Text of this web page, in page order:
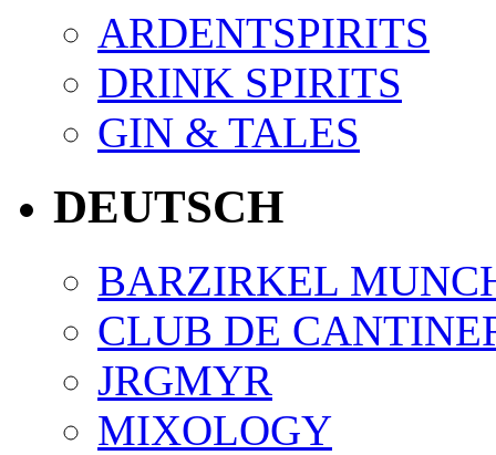
ARDENTSPIRITS
DRINK SPIRITS
GIN & TALES
DEUTSCH
BARZIRKEL
CLUB DE
JRGMYR
MIXOLOGY